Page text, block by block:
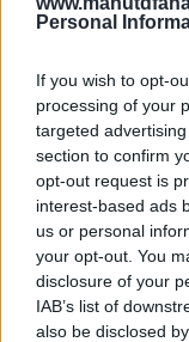
Personal
If you wish to opt-
processing of your
targeted
section to confirm
opt-out request is
interest-based ads
us or personal
your opt-out. You
disclosure of your
IAB’s list of
also be disclosed